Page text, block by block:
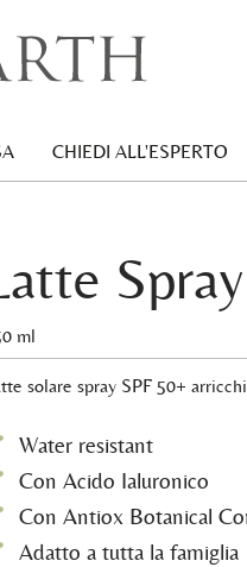
CHIEDI ALL'ESPERTO
ml
solare spray SPF 50+
Water resistant
Con Acido Ialuronico
Con Antiox Botanical
Adatto a tutta la famiglia